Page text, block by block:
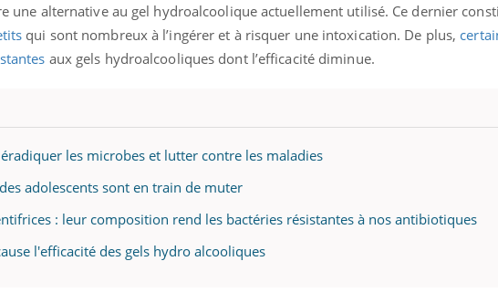
une alternative au gel hydroalcoolique actuellement utilisé. Ce dernier
qui sont nombreux à l’ingérer et à risquer une intoxication. De plus,
aux gels hydroalcooliques dont l’efficacité diminue.
les microbes et lutter contre les maladies
adolescents sont en train de muter
: leur composition rend les bactéries résistantes à nos antibiotiques
l'efficacité des gels hydro alcooliques